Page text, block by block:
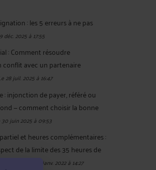
: les 5 erreurs à ne pas
déc. 2025 à 17:55
: Comment résoudre
conflit avec un partenaire
28 juil. 2025 à 16:47
: injonction de payer, référé ou
— comment choisir la bonne
30 juin 2025 à 09:53
et heures complémentaires :
de la limite des 35 heures de
Le 10 janv. 2022 à 14:27